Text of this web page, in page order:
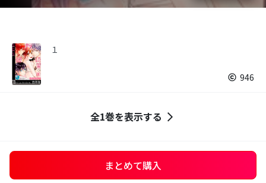
１
946
全1巻を表示する
まとめて購入